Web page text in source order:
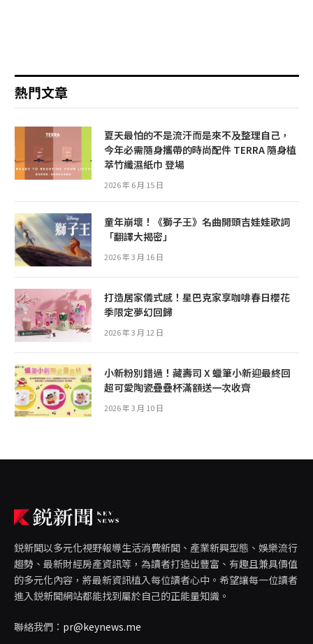
熱門文章
夏天最怕的不是流汗而是來不及整理自己，
今年必需隨身攜帶的時尚配件 TERRA 隨身植
萃竹纖濕紙巾 登場
2026 年 6 月 15 日
童年崩壞！《獅子王》名曲開頭吉娃娃歌詞
「翻譯大揭密」
2026 年 3 月 16 日
打造居家儀式感！星巴克家享咖啡春日櫻花
季限定夢幻回歸
2026 年 3 月 12 日
小新粉別錯過！藏壽司 X 蠟筆小新迎最終回
超可愛陶瓷疊疊杯滿額送一次收齊
2026 年 3 月 10 日
鋭新聞以多元化視野報導生活消費新聞、產業新興型態、娛樂流行
趨勢、最新財經房產資訊等，為讀者打造出豐富、有趣且兼具價值
的多元化內容，將最新資訊植入每位讀者心中。希望讓每一位讀者
進入鋭新聞網站都能找到屬於自己的正能量知識。
聯絡我們： pr@keynews.me